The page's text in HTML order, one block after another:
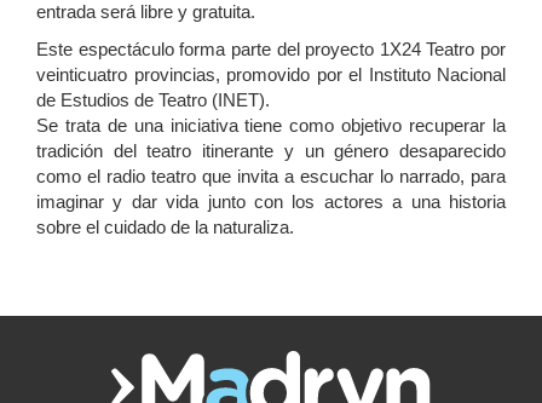
entrada será libre y gratuita.
Este espectáculo forma parte del proyecto 1X24 Teatro por
veinticuatro provincias, promovido por el Instituto Nacional
de Estudios de Teatro (INET).
Se trata de una iniciativa tiene como objetivo recuperar la
tradición del teatro itinerante y un género desaparecido
como el radio teatro que invita a escuchar lo narrado, para
imaginar y dar vida junto con los actores a una historia
sobre el cuidado de la naturaliza.